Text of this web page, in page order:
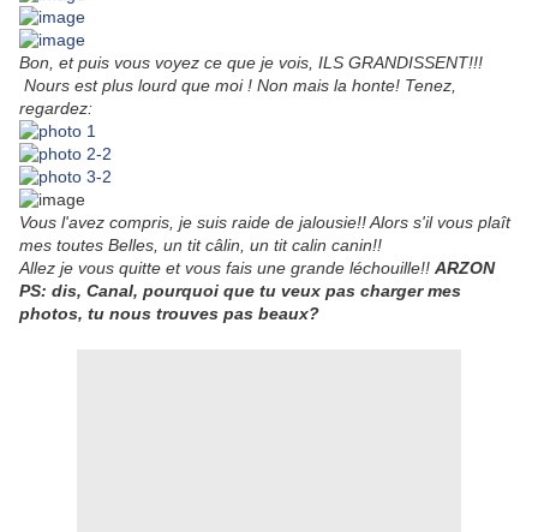
Bon, et puis vous voyez ce que je vois, ILS GRANDISSENT!!!
Nours est plus lourd que moi ! Non mais la honte! Tenez,
regardez:
Vous l'avez compris, je suis raide de jalousie!! Alors s'il vous plaît
mes toutes Belles, un tit câlin, un tit calin canin!!
Allez je vous quitte et vous fais une grande léchouille!! ARZON
PS: dis, Canal, pourquoi que tu veux pas charger mes
photos, tu nous trouves pas beaux?